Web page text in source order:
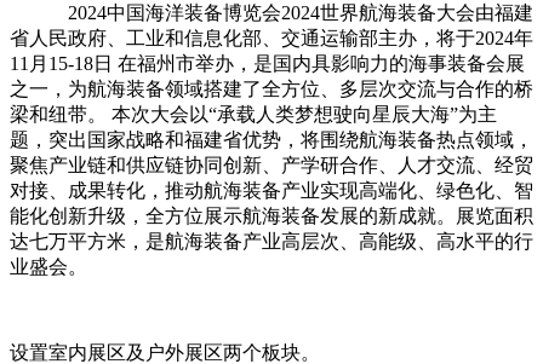
2024中国海洋装备博览会2024世界航海装备大会由福建
省人民政府、工业和信息化部、交通运输部主办，将于2024年
11月15-18日 在福州市举办，是国内具影响力的海事装备会展
之一，为航海装备领域搭建了全方位、多层次交流与合作的桥
梁和纽带。 本次大会以“承载人类梦想驶向星辰大海”为主
题，突出国家战略和福建省优势，将围绕航海装备热点领域，
聚焦产业链和供应链协同创新、产学研合作、人才交流、经贸
对接、成果转化，推动航海装备产业实现高端化、绿色化、智
能化创新升级，全方位展示航海装备发展的新成就。展览面积
达七万平方米，是航海装备产业高层次、高能级、高水平的行
业盛会。
设置室内展区及户外展区两个板块。